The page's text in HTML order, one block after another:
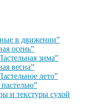
в движении”
осень”
зима”
весна”
лето”
и текстуры сухой